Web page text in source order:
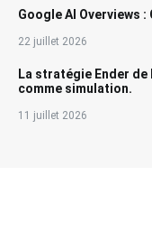
Google AI Overviews
22 juillet 2026
La stratégie Ender de
comme simulation.
11 juillet 2026